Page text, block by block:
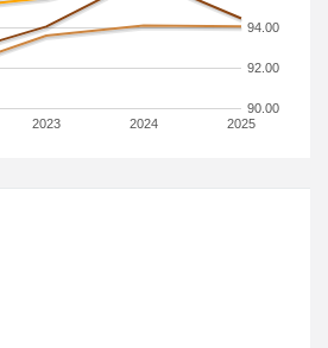
2023 2024 2025
90.00
92.00
94.00